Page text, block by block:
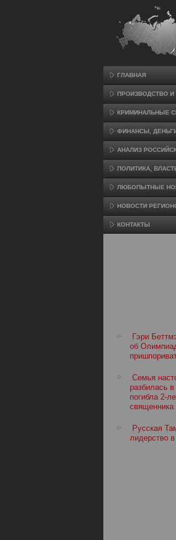
ГЛАВНАЯ
ПРОИЗВΟДСТВО И
КРИМИНАЛЬНЫЕ
ФИНАНСЫ,
АНАЛИЗ
ПОЛИТИКА,
ЛЮБОПЫТНЫЕ
НОВОСТИ
КОНТАКТЫ
Гэри
об
Семья
разбилась
погибла 2-
священника
Русская
лидерство